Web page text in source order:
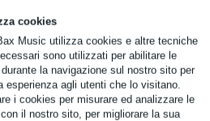
cookies
Music utilizza cookies e altre tecniche
sono utilizzati per abilitare le
la navigazione sul nostro sito per
esperienza agli utenti che lo visitano.
i cookies per misurare ed analizzare le
il nostro sito, per migliorare la sua